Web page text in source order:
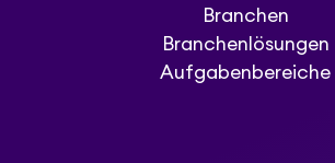
Branchen
Branchenlösungen
Aufgabenbereiche